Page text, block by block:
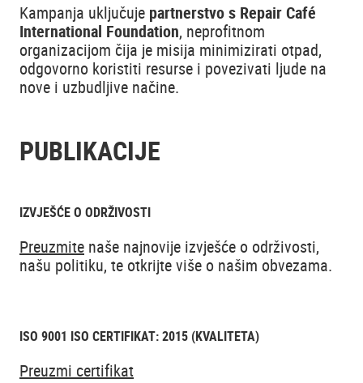
Kampanja uključuje partnerstvo s Repair Café
International Foundation, neprofitnom
organizacijom čija je misija minimizirati otpad,
odgovorno koristiti resurse i povezivati ljude na
nove i uzbudljive načine.
PUBLIKACIJE
IZVJEŠĆE O ODRŽIVOSTI
Preuzmite naše najnovije izvješće o održivosti,
našu politiku, te otkrijte više o našim obvezama.
ISO 9001 ISO CERTIFIKAT: 2015 (KVALITETA)
Preuzmi certifikat